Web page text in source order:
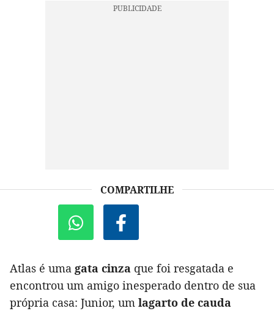
COMPARTILHE
Atlas é uma gata cinza que foi resgatada e
encontrou um amigo inesperado dentro de sua
própria casa: Junior, um lagarto de cauda